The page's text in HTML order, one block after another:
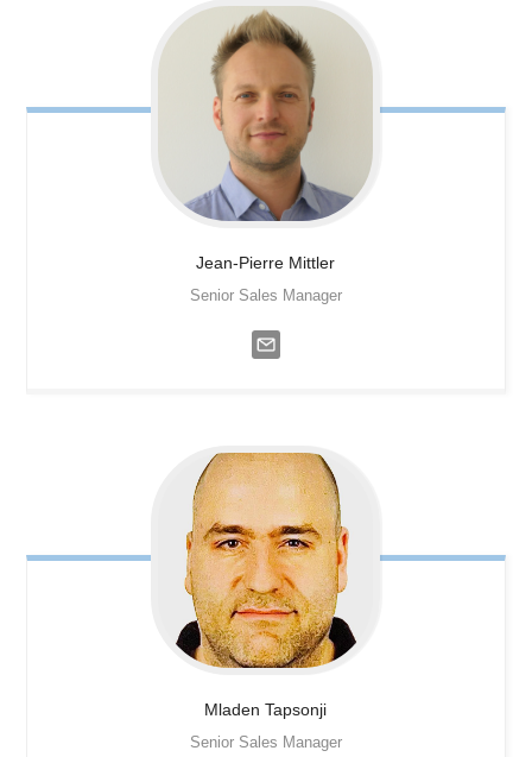
Jean-Pierre Mittler
Senior Sales Manager
Mladen Tapsonji
Senior Sales Manager